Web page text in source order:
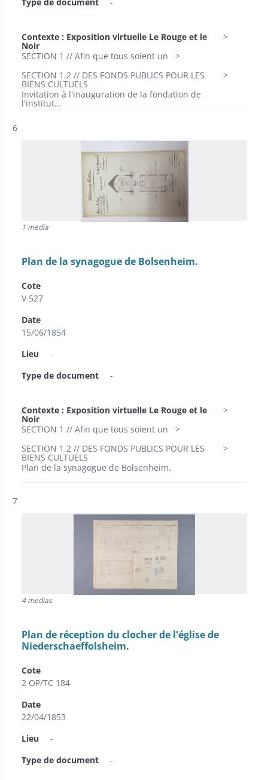
Contexte : Exposition virtuelle Le Rouge et le
Noir
SECTION 1 // Afin que tous soient un
SECTION 1.2 // DES FONDS PUBLICS POUR LES
BIENS CULTUELS
Invitation à l'inauguration de la fondation de
l'institut...
Résultat n°
6
1 media
Plan de la synagogue de Bolsenheim.
Cote
V 527
Date
15/06/1854
Lieu
-
Type de document
-
Contexte : Exposition virtuelle Le Rouge et le
Noir
SECTION 1 // Afin que tous soient un
SECTION 1.2 // DES FONDS PUBLICS POUR LES
BIENS CULTUELS
Plan de la synagogue de Bolsenheim.
Résultat n°
7
4 medias
Plan de réception du clocher de l'église de
Niederschaeffolsheim.
Cote
2 OP/TC 184
Date
22/04/1853
Lieu
-
Type de document
-